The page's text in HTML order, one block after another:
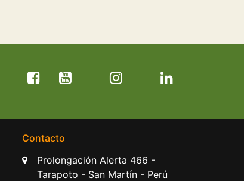
Contacto
Prolongación Alerta 466 -
Tarapoto - San Martín - Perú